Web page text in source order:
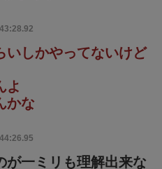
いしかやってないけど
よ
かな
が一ミリも理解出来な